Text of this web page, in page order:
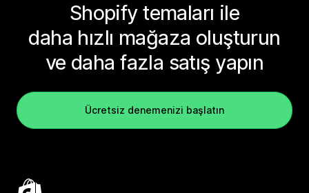
Shopify temaları ile
daha hızlı mağaza oluşturun
ve daha fazla satış yapın
Ücretsiz denemenizi başlatın